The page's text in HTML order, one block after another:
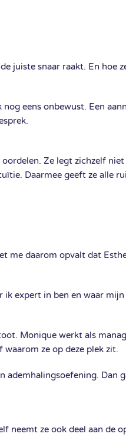
juiste snaar raakt. En hoe
eens onbewust. Een
Ze legt zichzelf
Daarmee geeft ze alle
me daarom opvalt dat
expert in ben en waar
Monique werkt als
waarom ze op deze plek zit.
Dan
neemt ze ook deel aan de